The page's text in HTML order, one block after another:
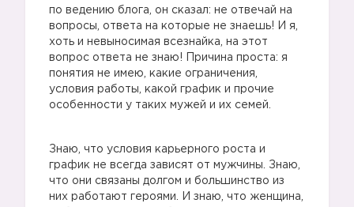
по ведению блога, он сказал: не отвечай на
вопросы, ответа на которые не знаешь! И я,
хоть и невыносимая всезнайка, на этот
вопрос ответа не знаю! Причина проста: я
понятия не имею, какие ограничения,
условия работы, какой график и прочие
особенности у таких мужей и их семей.
Знаю, что условия карьерного роста и
график не всегда зависят от мужчины. Знаю,
что они связаны долгом и большинство из
них работают героями. И знаю, что женщина,